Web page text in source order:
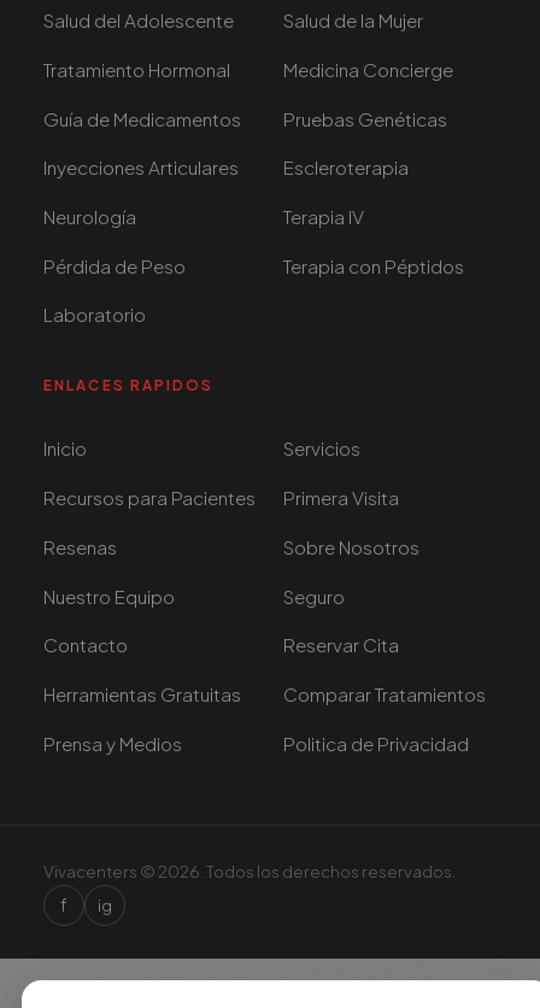
Salud del Adolescente Salud de la Mujer
Tratamiento Hormonal Medicina Concierge
Guía de Medicamentos Pruebas Genéticas
Inyecciones Articulares Escleroterapia
Neurología Terapia IV
Pérdida de Peso Terapia con Péptidos
Laboratorio
ENLACES RAPIDOS
Inicio Servicios
Recursos para Pacientes Primera Visita
Resenas Sobre Nosotros
Nuestro Equipo Seguro
Contacto Reservar Cita
Herramientas Gratuitas Comparar Tratamientos
Prensa y Medios Politica de Privacidad
Vivacenters © 2026. Todos los derechos reservados.
f ig